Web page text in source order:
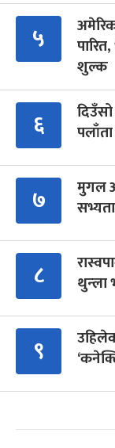
५
शुल्क
६
७
मुगल
८
थुन्ला
९